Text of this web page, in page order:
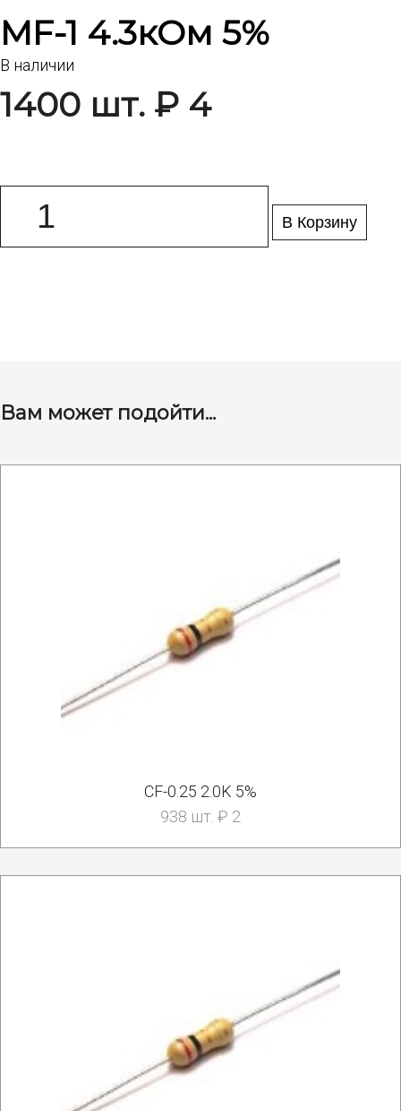
MF-1 4.3кОм 5%
В наличии
1400 шт. ₽ 4
В Корзину
Вам может подойти...
CF-0.25 2.0K 5%
938 шт. ₽ 2